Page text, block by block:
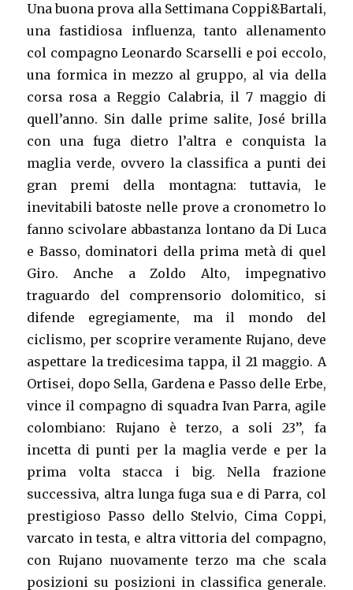
Una buona prova alla Settimana Coppi&Bartali,
una fastidiosa influenza, tanto allenamento
col compagno Leonardo Scarselli e poi eccolo,
una formica in mezzo al gruppo, al via della
corsa rosa a Reggio Calabria, il 7 maggio di
quell’anno. Sin dalle prime salite, José brilla
con una fuga dietro l’altra e conquista la
maglia verde, ovvero la classifica a punti dei
gran premi della montagna: tuttavia, le
inevitabili batoste nelle prove a cronometro lo
fanno scivolare abbastanza lontano da Di Luca
e Basso, dominatori della prima metà di quel
Giro. Anche a Zoldo Alto, impegnativo
traguardo del comprensorio dolomitico, si
difende egregiamente, ma il mondo del
ciclismo, per scoprire veramente Rujano, deve
aspettare la tredicesima tappa, il 21 maggio. A
Ortisei, dopo Sella, Gardena e Passo delle Erbe,
vince il compagno di squadra Ivan Parra, agile
colombiano: Rujano è terzo, a soli 23’’, fa
incetta di punti per la maglia verde e per la
prima volta stacca i big. Nella frazione
successiva, altra lunga fuga sua e di Parra, col
prestigioso Passo dello Stelvio, Cima Coppi,
varcato in testa, e altra vittoria del compagno,
con Rujano nuovamente terzo ma che scala
posizioni su posizioni in classifica generale.